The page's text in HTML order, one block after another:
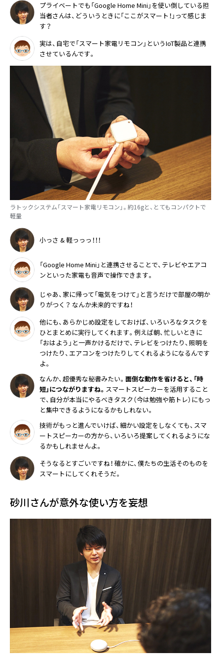
プライベートでも「Google Home Mini」を使い倒している担
当者さんは、どういうときに「ここがスマート！」って感じま
す？
実は、自宅で「スマート家電リモコン」というIoT製品と連携
させているんです。
ラトックシステム「スマート家電リモコン」。約16gと、とてもコンパクトで
軽量
小っさ & 軽っっっ！！！
「Google Home Mini」と連携させることで、テレビやエアコ
ンといった家電も音声で操作できます。
じゃあ、家に帰って「電気をつけて」と言うだけで部屋の明か
りがつく？ なんか未来的ですね！
他にも、あらかじめ設定をしておけば、いろいろなタスクを
ひとまとめに実行してくれます。例えば朝、忙しいときに
「おはよう」と一声かけるだけで、テレビをつけたり、照明を
つけたり、エアコンをつけたりしてくれるようになるんです
よ。
なんか、超優秀な秘書みたい。 面倒な動作を省けると、「時
短」につながりますね。 スマートスピーカーを活用すること
で、自分が本当にやるべきタスク（今は勉強や筋トレ）にもっ
と集中できるようになるかもしれない。
技術がもっと進んでいけば、細かい設定をしなくても、スマ
ートスピーカーの方から、いろいろ提案してくれるようにな
るかもしれませんよ。
そうなるとすごいですね！ 確かに、僕たちの生活そのものを
スマートにしてくれそうだ。
砂川さんが意外な使い方を妄想